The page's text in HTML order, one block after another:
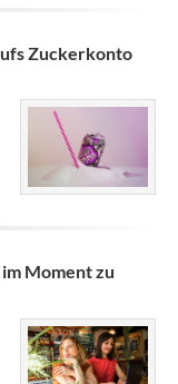
Zuckerkonto
Moment zu